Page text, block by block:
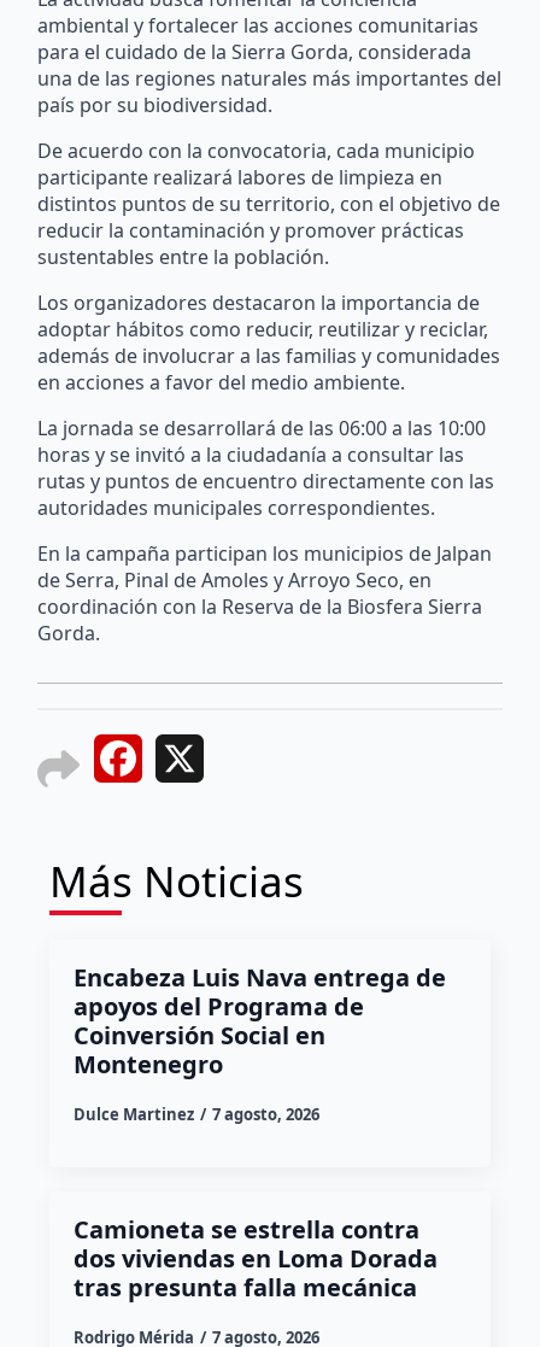
ambiental y fortalecer las acciones comunitarias
para el cuidado de la Sierra Gorda, considerada
una de las regiones naturales más importantes del
país por su biodiversidad.
De acuerdo con la convocatoria, cada municipio
participante realizará labores de limpieza en
distintos puntos de su territorio, con el objetivo de
reducir la contaminación y promover prácticas
sustentables entre la población.
Los organizadores destacaron la importancia de
adoptar hábitos como reducir, reutilizar y reciclar,
además de involucrar a las familias y comunidades
en acciones a favor del medio ambiente.
La jornada se desarrollará de las 06:00 a las 10:00
horas y se invitó a la ciudadanía a consultar las
rutas y puntos de encuentro directamente con las
autoridades municipales correspondientes.
En la campaña participan los municipios de Jalpan
de Serra, Pinal de Amoles y Arroyo Seco, en
coordinación con la Reserva de la Biosfera Sierra
Gorda.
Facebook
Más Noticias
Encabeza Luis Nava entrega de
apoyos del Programa de
Coinversión Social en
Montenegro
Dulce Martinez 7 agosto, 2026
Camioneta se estrella contra
dos viviendas en Loma Dorada
tras presunta falla mecánica
Rodrigo Mérida 7 agosto, 2026